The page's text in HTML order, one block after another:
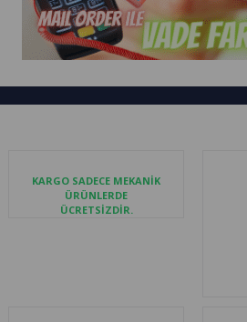
KARGO SADECE MEKANİK
ÜRÜNLERDE
ÜCRETSİZDİR.